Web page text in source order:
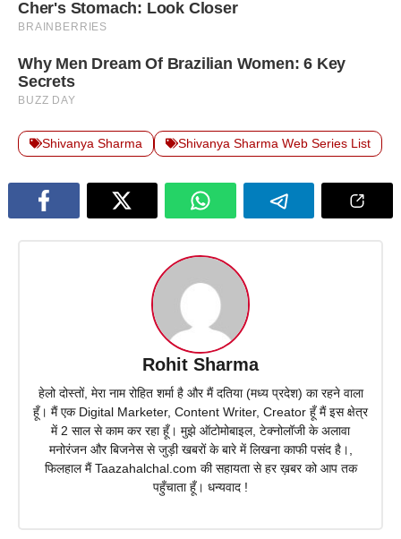
Shivanya Sharma Shivanya Sharma Web Series List
Rohit Sharma
हेलो दोस्तों, मेरा नाम रोहित शर्मा है और मैं दतिया (मध्य प्रदेश) का रहने वाला
हूँ। मैं एक Digital Marketer, Content Writer, Creator हूँ मैं इस क्षेत्र
में 2 साल से काम कर रहा हूँ। मुझे ऑटोमोबाइल, टेक्नोलॉजी के अलावा
मनोरंजन और बिजनेस से जुड़ी खबरों के बारे में लिखना काफी पसंद है।,
फिलहाल मैं Taazahalchal.com की सहायता से हर ख़बर को आप तक
पहुँचाता हूँ। धन्यवाद !